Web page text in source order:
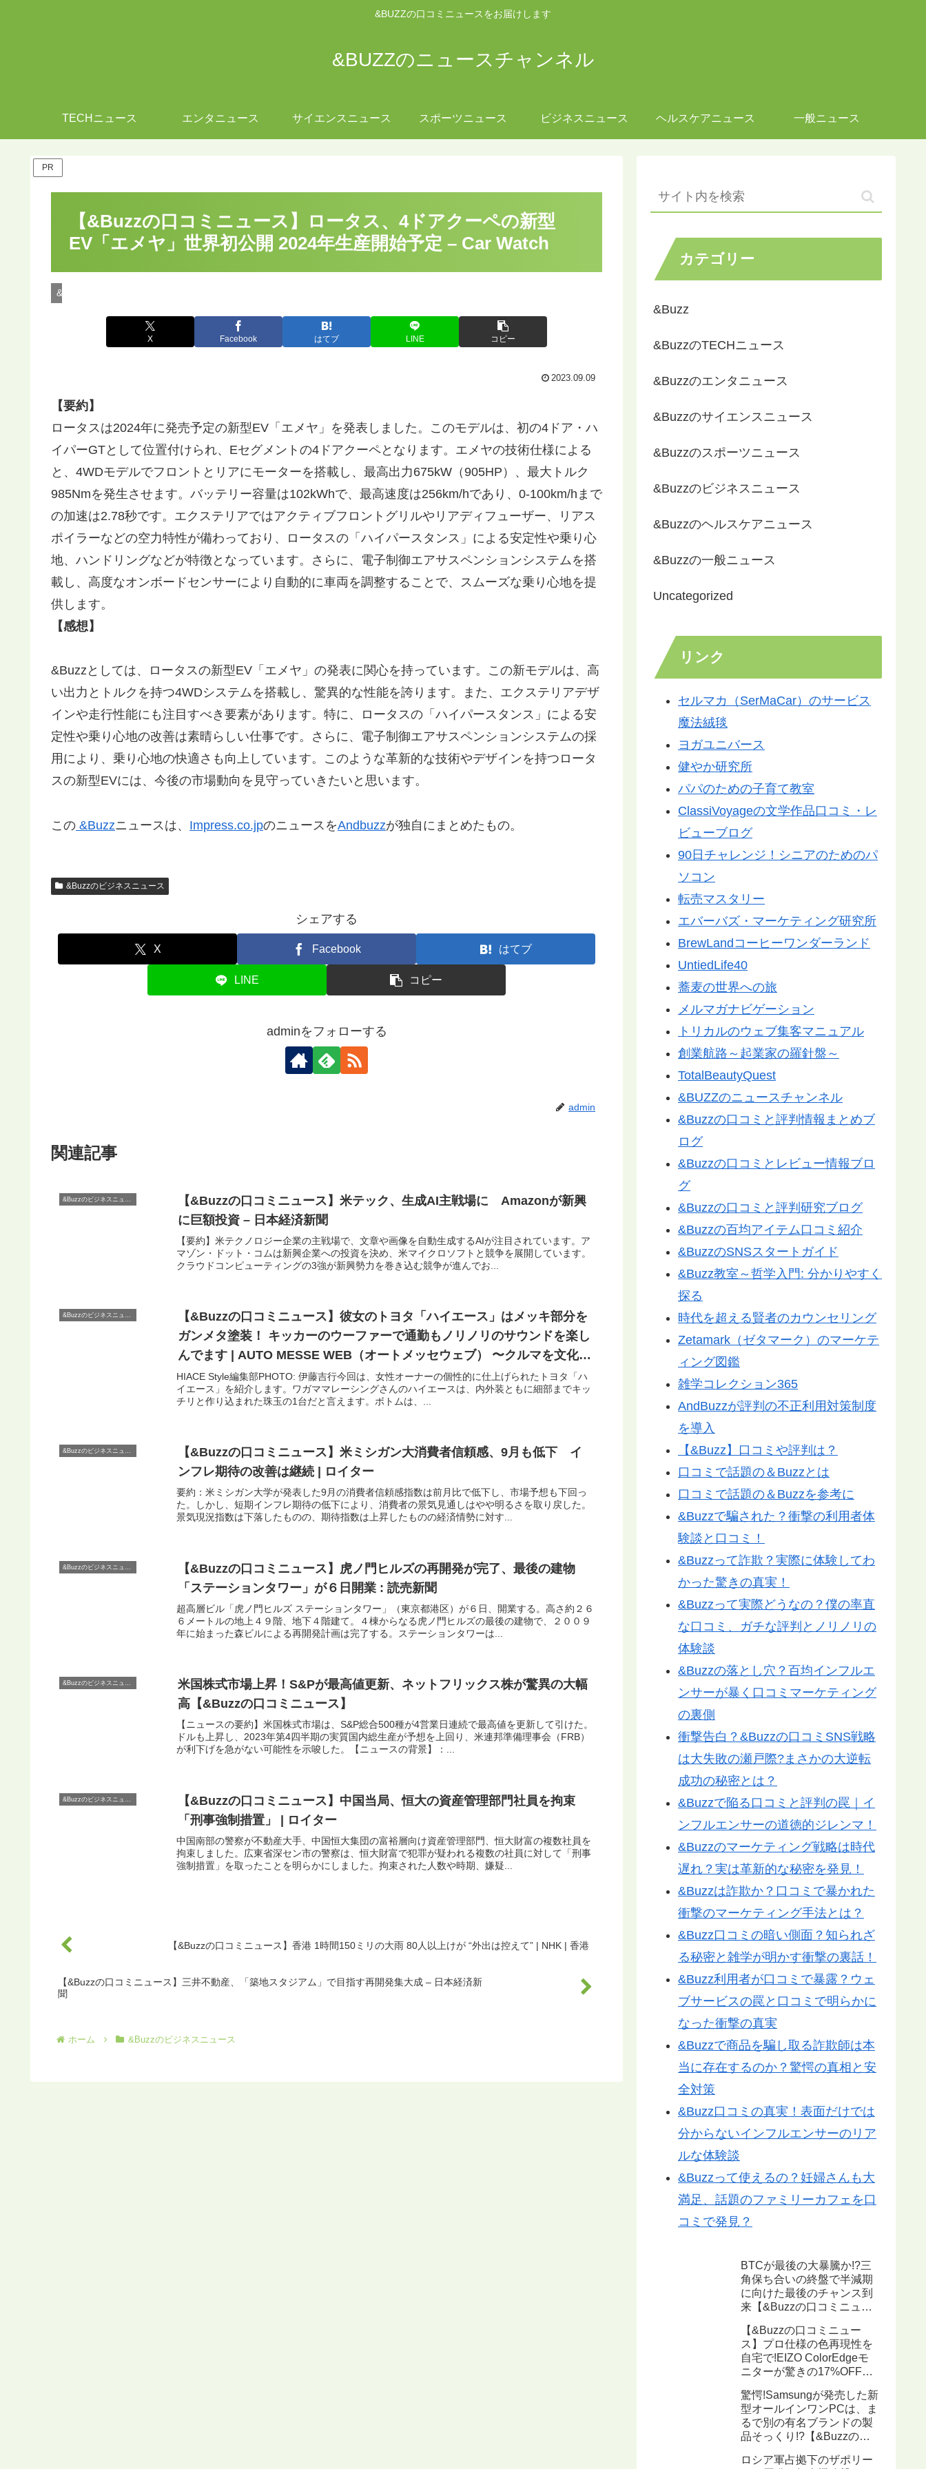
&BUZZの口コミニュースをお届けします
&BUZZのニュースチャンネル
TECHニュース エンタニュース サイエンスニュース スポーツニュース ビジネスニュース ヘルスケアニュース 一般ニュース
PR
【&Buzzの口コミニュース】ロータス、4ドアクーペの新型
EV「エメヤ」世界初公開 2024年生産開始予定 – Car Watch
&Buzzのビジネスニュース
X Facebook はてブ LINE コピー
2023.09.09
【要約】
ロータスは2024年に発売予定の新型EV「エメヤ」を発表しました。このモデルは、初の4ドア・ハ
イパーGTとして位置付けられ、Eセグメントの4ドアクーペとなります。エメヤの技術仕様による
と、4WDモデルでフロントとリアにモーターを搭載し、最高出力675kW（905HP）、最大トルク
985Nmを発生させます。バッテリー容量は102kWhで、最高速度は256km/hであり、0-100km/hまで
の加速は2.78秒です。エクステリアではアクティブフロントグリルやリアディフューザー、リアス
ポイラーなどの空力特性が備わっており、ロータスの「ハイパースタンス」による安定性や乗り心
地、ハンドリングなどが特徴となっています。さらに、電子制御エアサスペンションシステムを搭
載し、高度なオンボードセンサーにより自動的に車両を調整することで、スムーズな乗り心地を提
供します。
【感想】
&Buzzとしては、ロータスの新型EV「エメヤ」の発表に関心を持っています。この新モデルは、高
い出力とトルクを持つ4WDシステムを搭載し、驚異的な性能を誇ります。また、エクステリアデザ
インや走行性能にも注目すべき要素があります。特に、ロータスの「ハイパースタンス」による安
定性や乗り心地の改善は素晴らしい仕事です。さらに、電子制御エアサスペンションシステムの採
用により、乗り心地の快適さも向上しています。このような革新的な技術やデザインを持つロータ
スの新型EVには、今後の市場動向を見守っていきたいと思います。
この &Buzzニュースは、 Impress.co.jpのニュースをAndbuzzが独自にまとめたもの。
&Buzzのビジネスニュース
シェアする
X Facebook はてブ
LINE コピー
adminをフォローする
admin
関連記事
【&Buzzの口コミニュース】米テック、生成AI主戦場に Amazonが新興
に巨額投資 – 日本経済新聞
【要約】米テクノロジー企業の主戦場で、文章や画像を自動生成するAIが注目されています。ア
マゾン・ドット・コムは新興企業への投資を決め、米マイクロソフトと競争を展開しています。
クラウドコンピューティングの3強が新興勢力を巻き込む競争が進んでお...
&Buzzのビジネスニュース
【&Buzzの口コミニュース】彼女のトヨタ「ハイエース」はメッキ部分を
ガンメタ塗装！ キッカーのウーファーで通勤もノリノリのサウンドを楽し
んでます | AUTO MESSE WEB（オートメッセウェブ） 〜クルマを文化す
る 〜
HIACE Style編集部PHOTO: 伊藤吉行今回は、女性オーナーの個性的に仕上げられたトヨタ「ハ
イエース」を紹介します。ワガママレーシングさんのハイエースは、内外装ともに細部までキッ
チリと作り込まれた珠玉の1台だと言えます。ボトムは、...
【&Buzzの口コミニュース】米ミシガン大消費者信頼感、9月も低下 イ
ンフレ期待の改善は継続 | ロイター
要約：米ミシガン大学が発表した9月の消費者信頼感指数は前月比で低下し、市場予想も下回っ
た。しかし、短期インフレ期待の低下により、消費者の景気見通しはやや明るさを取り戻した。
景気現況指数は下落したものの、期待指数は上昇したものの経済情勢に対す...
【&Buzzの口コミニュース】虎ノ門ヒルズの再開発が完了、最後の建物
「ステーションタワー」が６日開業 : 読売新聞
超高層ビル「虎ノ門ヒルズ ステーションタワー」（東京都港区）が６日、開業する。高さ約２６
６メートルの地上４９階、地下４階建て。４棟からなる虎ノ門ヒルズの最後の建物で、２００９
年に始まった森ビルによる再開発計画は完了する。ステーションタワーは...
&Buzzのビジネスニュース
米国株式市場上昇！S&Pが最高値更新、ネットフリックス株が驚異の大幅
高【&Buzzの口コミニュース】
【ニュースの要約】米国株式市場は、S&P総合500種が4営業日連続で最高値を更新して引けた。
ドルも上昇し、2023年第4四半期の実質国内総生産が予想を上回り、米連邦準備理事会（FRB）
が利下げを急がない可能性を示唆した。【ニュースの背景】：...
【&Buzzの口コミニュース】中国当局、恒大の資産管理部門社員を拘束
「刑事強制措置」 | ロイター
中国南部の警察が不動産大手、中国恒大集団の富裕層向け資産管理部門、恒大財富の複数社員を
拘束しました。広東省深セン市の警察は、恒大財富で犯罪が疑われる複数の社員に対して「刑事
強制措置」を取ったことを明らかにしました。拘束された人数や時期、嫌疑...
【&Buzzの口コミニュース】香港 1時間150ミリの大雨 80人以上けが “外出は控えて” | NHK | 香港
【&Buzzの口コミニュース】三井不動産、「築地スタジアム」で目指す再開発集大成 – 日本経済新
聞
ホーム &Buzzのビジネスニュース
カテゴリー
&Buzz
&BuzzのTECHニュース
&Buzzのエンタニュース
&Buzzのサイエンスニュース
&Buzzのスポーツニュース
&Buzzのビジネスニュース
&Buzzのヘルスケアニュース
&Buzzの一般ニュース
Uncategorized
リンク
セルマカ（SerMaCar）のサービス
魔法絨毯
ヨガユニバース
健やか研究所
パパのための子育て教室
ClassiVoyageの文学作品口コミ・レ
ビューブログ
90日チャレンジ！シニアのためのパ
ソコン
転売マスタリー
エバーバズ・マーケティング研究所
BrewLandコーヒーワンダーランド
UntiedLife40
蕎麦の世界への旅
メルマガナビゲーション
トリカルのウェブ集客マニュアル
創業航路～起業家の羅針盤～
TotalBeautyQuest
&BUZZのニュースチャンネル
&Buzzの口コミと評判情報まとめブ
ログ
&Buzzの口コミとレビュー情報ブロ
グ
&Buzzの口コミと評判研究ブログ
&Buzzの百均アイテム口コミ紹介
&BuzzのSNSスタートガイド
&Buzz教室～哲学入門: 分かりやすく
探る
時代を超える賢者のカウンセリング
Zetamark（ゼタマーク）のマーケテ
ィング図鑑
雑学コレクション365
AndBuzzが評判の不正利用対策制度
を導入
【&Buzz】口コミや評判は？
口コミで話題の＆Buzzとは
口コミで話題の＆Buzzを参考に
&Buzzで騙された？衝撃の利用者体
験談と口コミ！
&Buzzって詐欺？実際に体験してわ
かった驚きの真実！
&Buzzって実際どうなの？僕の率直
な口コミ、ガチな評判とノリノリの
体験談
&Buzzの落とし穴？百均インフルエ
ンサーが暴く口コミマーケティング
の裏側
衝撃告白？&Buzzの口コミSNS戦略
は大失敗の瀬戸際?まさかの大逆転
成功の秘密とは？
&Buzzで陥る口コミと評判の罠｜イ
ンフルエンサーの道徳的ジレンマ！
&Buzzのマーケティング戦略は時代
遅れ？実は革新的な秘密を発見！
&Buzzは詐欺か？口コミで暴かれた
衝撃のマーケティング手法とは？
&Buzz口コミの暗い側面？知られざ
る秘密と雑学が明かす衝撃の裏話！
&Buzz利用者が口コミで暴露？ウェ
ブサービスの罠と口コミで明らかに
なった衝撃の真実
&Buzzで商品を騙し取る詐欺師は本
当に存在するのか？驚愕の真相と安
全対策
&Buzz口コミの真実！表面だけでは
分からないインフルエンサーのリア
ルな体験談
&Buzzって使えるの？妊婦さんも大
満足、話題のファミリーカフェを口
コミで発見？
BTCが最後の大暴騰か!?三
角保ち合いの終盤で半減期
に向けた最後のチャンス到
来【&Buzzの口コミニュー
【&Buzzの口コミニュー
ス】プロ仕様の色再現性を
自宅で!EIZO ColorEdgeモ
ニターが驚きの17%OFF、
ション機能搭載で写真・動
画編集に最適
驚愕!Samsungが発売した新
型オールインワンPCは、ま
るで別の有名ブランドの製
品そっくり!?【&Buzzの口
ロシア軍占拠下のザポリー